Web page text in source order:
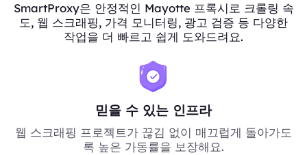
SmartProxy은 안정적인 Mayotte 프록시로 크롤링 속
도, 웹 스크래핑, 가격 모니터링, 광고 검증 등 다양한
작업을 더 빠르고 쉽게 도와드려요.
믿을 수 있는 인프라
웹 스크래핑 프로젝트가 끊김 없이 매끄럽게 돌아가도
록 높은 가동률을 보장해요.